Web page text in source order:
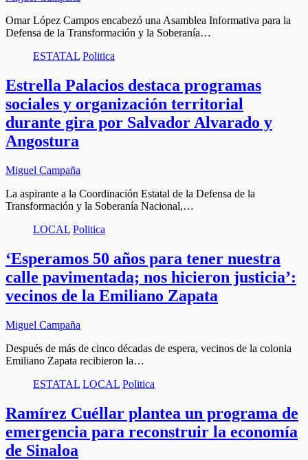
Omar López Campos encabezó una Asamblea Informativa para la
Defensa de la Transformación y la Soberanía…
ESTATAL Politica
Estrella Palacios destaca programas
sociales y organización territorial
durante gira por Salvador Alvarado y
Angostura
Miguel Campaña
La aspirante a la Coordinación Estatal de la Defensa de la
Transformación y la Soberanía Nacional,…
LOCAL Politica
‘Esperamos 50 años para tener nuestra
calle pavimentada; nos hicieron justicia’:
vecinos de la Emiliano Zapata
Miguel Campaña
Después de más de cinco décadas de espera, vecinos de la colonia
Emiliano Zapata recibieron la…
ESTATAL LOCAL Politica
Ramírez Cuéllar plantea un programa de
emergencia para reconstruir la economía
de Sinaloa